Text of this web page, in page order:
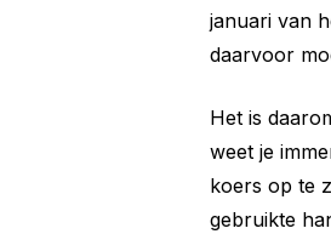
januari van
daarvoor
Het is
weet je
koers op te
gebruikte